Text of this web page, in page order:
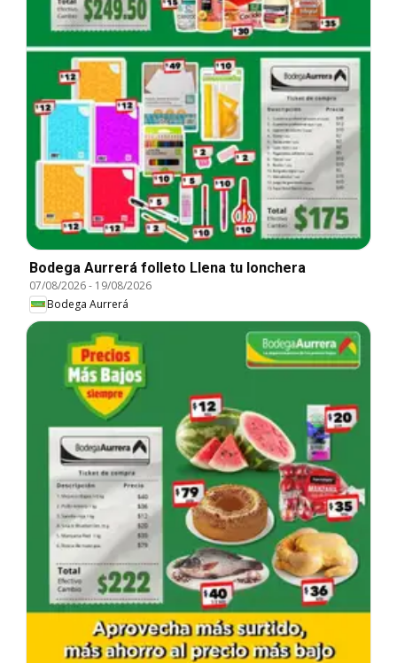
Bodega Aurrerá folleto Llena tu lonchera
07/08/2026- 19/08/2026
Bodega Aurrerá